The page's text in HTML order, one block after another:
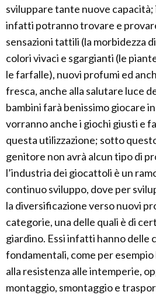
sviluppare tante nuove
infatti potranno trovare e
sensazioni tattili (la morbidezza
colori vivaci e sgargianti (le
le farfalle), nuovi profumi ed
fresca, anche alla salutare luce
bambini farà benissimo giocare
vorranno anche i giochi giusti e
questa utilizzazione; sotto
genitore non avrà alcun tipo di
l’industria dei giocattoli è un
continuo sviluppo, dove per
la diversificazione verso nuovi
categorie, una delle quali è di
giardino. Essi infatti hanno delle
fondamentali, come per esempio
alla resistenza alle intemperie,
montaggio, smontaggio e